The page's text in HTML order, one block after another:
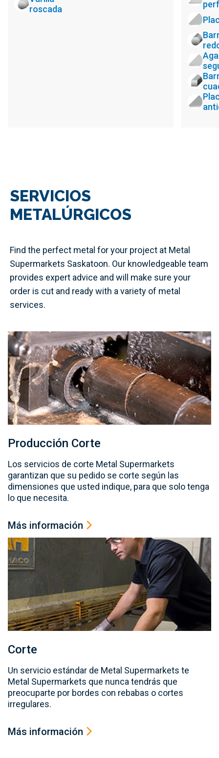
roscada
SERVICIOS
METALÚRGICOS
Find the perfect metal for your project at Metal
Supermarkets Saskatoon. Our knowledgeable team
provides expert advice and will make sure your
order is cut and ready with a variety of metal
services.
Producción Corte
Los servicios de corte Metal Supermarkets
garantizan que su pedido se corte según las
dimensiones que usted indique, para que solo tenga
lo que necesita.
Más información
Corte
Un servicio estándar de Metal Supermarkets te
Metal Supermarkets que nunca tendrás que
preocuparte por bordes con rebabas o cortes
irregulares.
Más información